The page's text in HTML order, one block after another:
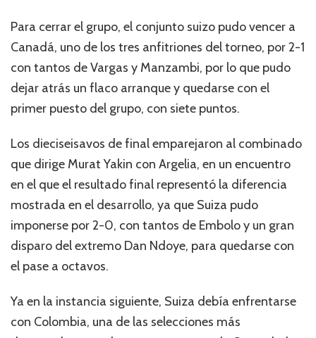
Para cerrar el grupo, el conjunto suizo pudo vencer a
Canadá, uno de los tres anfitriones del torneo, por 2-1
con tantos de Vargas y Manzambi, por lo que pudo
dejar atrás un flaco arranque y quedarse con el
primer puesto del grupo, con siete puntos.
Los dieciseisavos de final emparejaron al combinado
que dirige Murat Yakin con Argelia, en un encuentro
en el que el resultado final representó la diferencia
mostrada en el desarrollo, ya que Suiza pudo
imponerse por 2-0, con tantos de Embolo y un gran
disparo del extremo Dan Ndoye, para quedarse con
el pase a octavos.
Ya en la instancia siguiente, Suiza debía enfrentarse
con Colombia, una de las selecciones más